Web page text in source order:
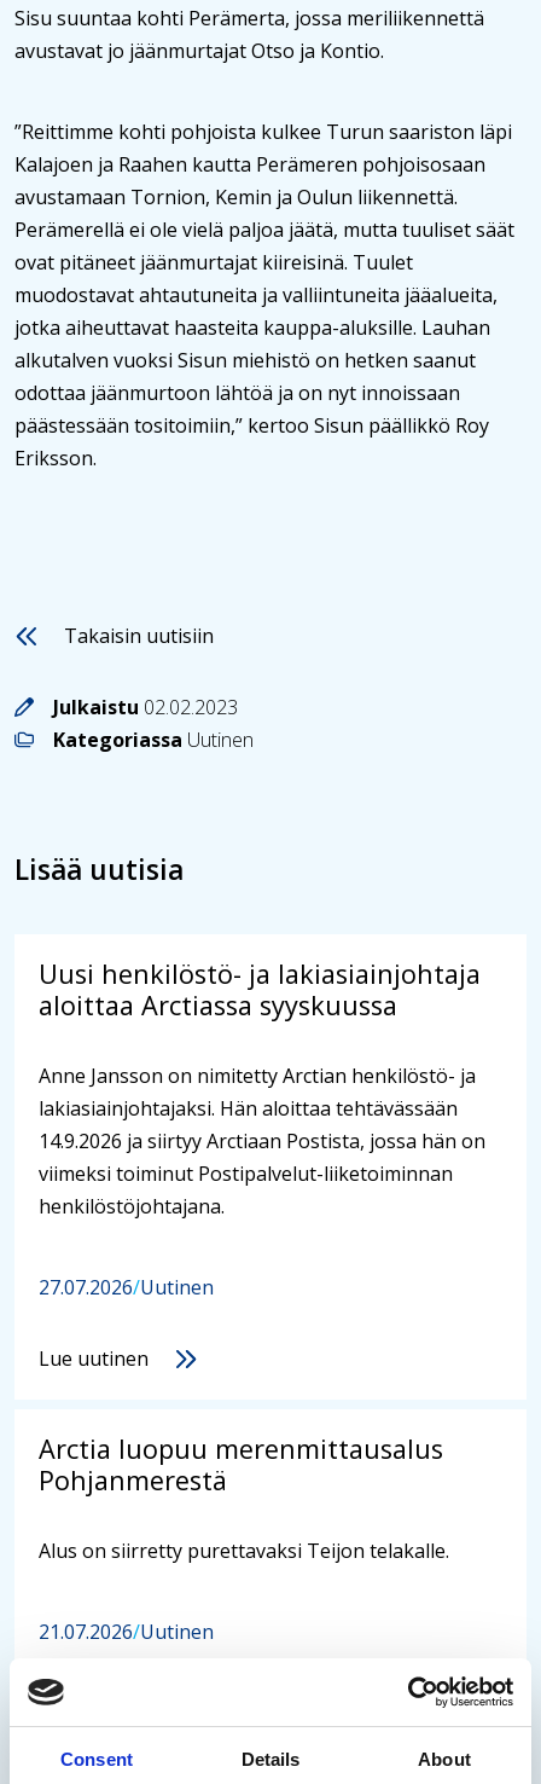
Consent Details About
Sisu suuntaa kohti Perämerta, jossa meriliikennettä
avustavat jo jäänmurtajat Otso ja Kontio.
”Reittimme kohti pohjoista kulkee Turun saariston läpi
Kalajoen ja Raahen kautta Perämeren pohjoisosaan
avustamaan Tornion, Kemin ja Oulun liikennettä.
Perämerellä ei ole vielä paljoa jäätä, mutta tuuliset säät
ovat pitäneet jäänmurtajat kiireisinä. Tuulet
muodostavat ahtautuneita ja valliintuneita jääalueita,
jotka aiheuttavat haasteita kauppa-aluksille. Lauhan
alkutalven vuoksi Sisun miehistö on hetken saanut
odottaa jäänmurtoon lähtöä ja on nyt innoissaan
päästessään tositoimiin,” kertoo Sisun päällikkö Roy
Eriksson.
Takaisin uutisiin
Julkaistu 02.02.2023
Kategoriassa Uutinen
Lisää uutisia
Uusi henkilöstö- ja lakiasiainjohtaja
aloittaa Arctiassa syyskuussa
Anne Jansson on nimitetty Arctian henkilöstö- ja
lakiasiainjohtajaksi. Hän aloittaa tehtävässään
14.9.2026 ja siirtyy Arctiaan Postista, jossa hän on
viimeksi toiminut Postipalvelut-liiketoiminnan
henkilöstöjohtajana.
27.07.2026/Uutinen
Lue uutinen
Arctia luopuu merenmittausalus
Pohjanmerestä
Alus on siirretty purettavaksi Teijon telakalle.
21.07.2026/Uutinen
Lue uutinen